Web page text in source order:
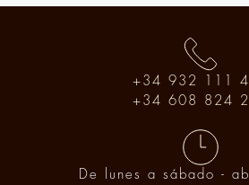
+34 932 111
+34 608 824
De lunes a sábado -